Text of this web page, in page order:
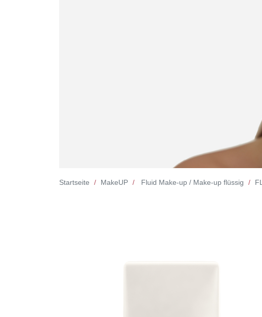
Startseite MakeUP Fluid Make-up / Make-up flüssig